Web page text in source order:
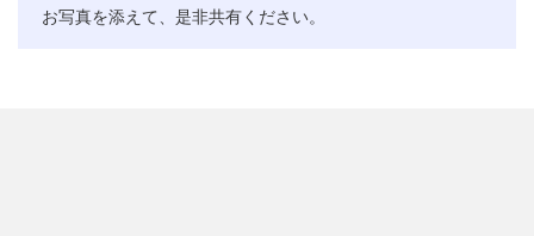
お写真を添えて、是非共有ください。